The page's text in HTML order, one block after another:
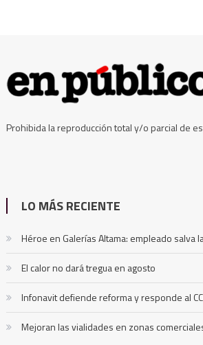
Prohibida la reproducción total y/o parcial de
LO MÁS RECIENTE
Héroe en Galerías Altama: empleado salva
El calor no dará tregua en agosto
Infonavit defiende reforma y responde al
Mejoran las vialidades en zonas